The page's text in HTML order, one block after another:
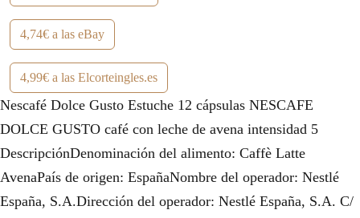
4,74€ a las eBay
4,99€ a las Elcorteingles.es
Nescafé Dolce Gusto Estuche 12 cápsulas NESCAFE
DOLCE GUSTO café con leche de avena intensidad 5
DescripciónDenominación del alimento: Caffè Latte
AvenaPaís de origen: EspañaNombre del operador: Nestlé
España, S.A.Dirección del operador: Nestlé España, S.A. C/